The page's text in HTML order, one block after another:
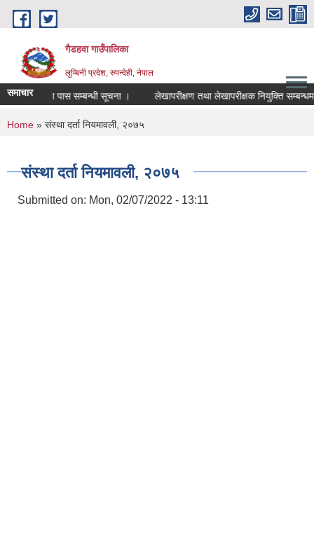
Skip to main content
गैडहवा गाउँपालिका
लुम्बिनी प्रदेश, रुपन्देही, नेपाल
समाचारनक्सा पास सम्बन्धी सूचना । लेखापरीक्षण तथा लेखापरीक्षक नियुक्ति सम्बन्धमा ।
You are here
Home » संस्था दर्ता नियमावली, २०७५
संस्था दर्ता नियमावली, २०७५
Submitted on: Mon, 02/07/2022 - 13:11